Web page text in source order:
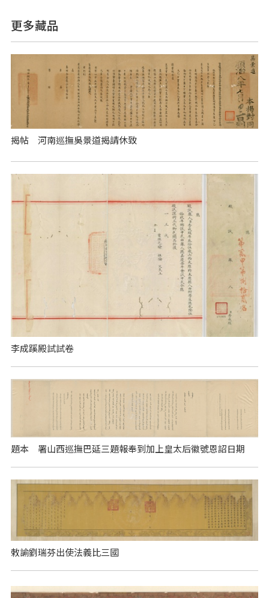
更多藏品
揭帖 河南巡撫吳景道揭請休致
李成蹊殿試試卷
題本 署山西巡撫巴延三題報奉到加上皇太后徽號恩詔日期
敕諭劉瑞芬出使法義比三國